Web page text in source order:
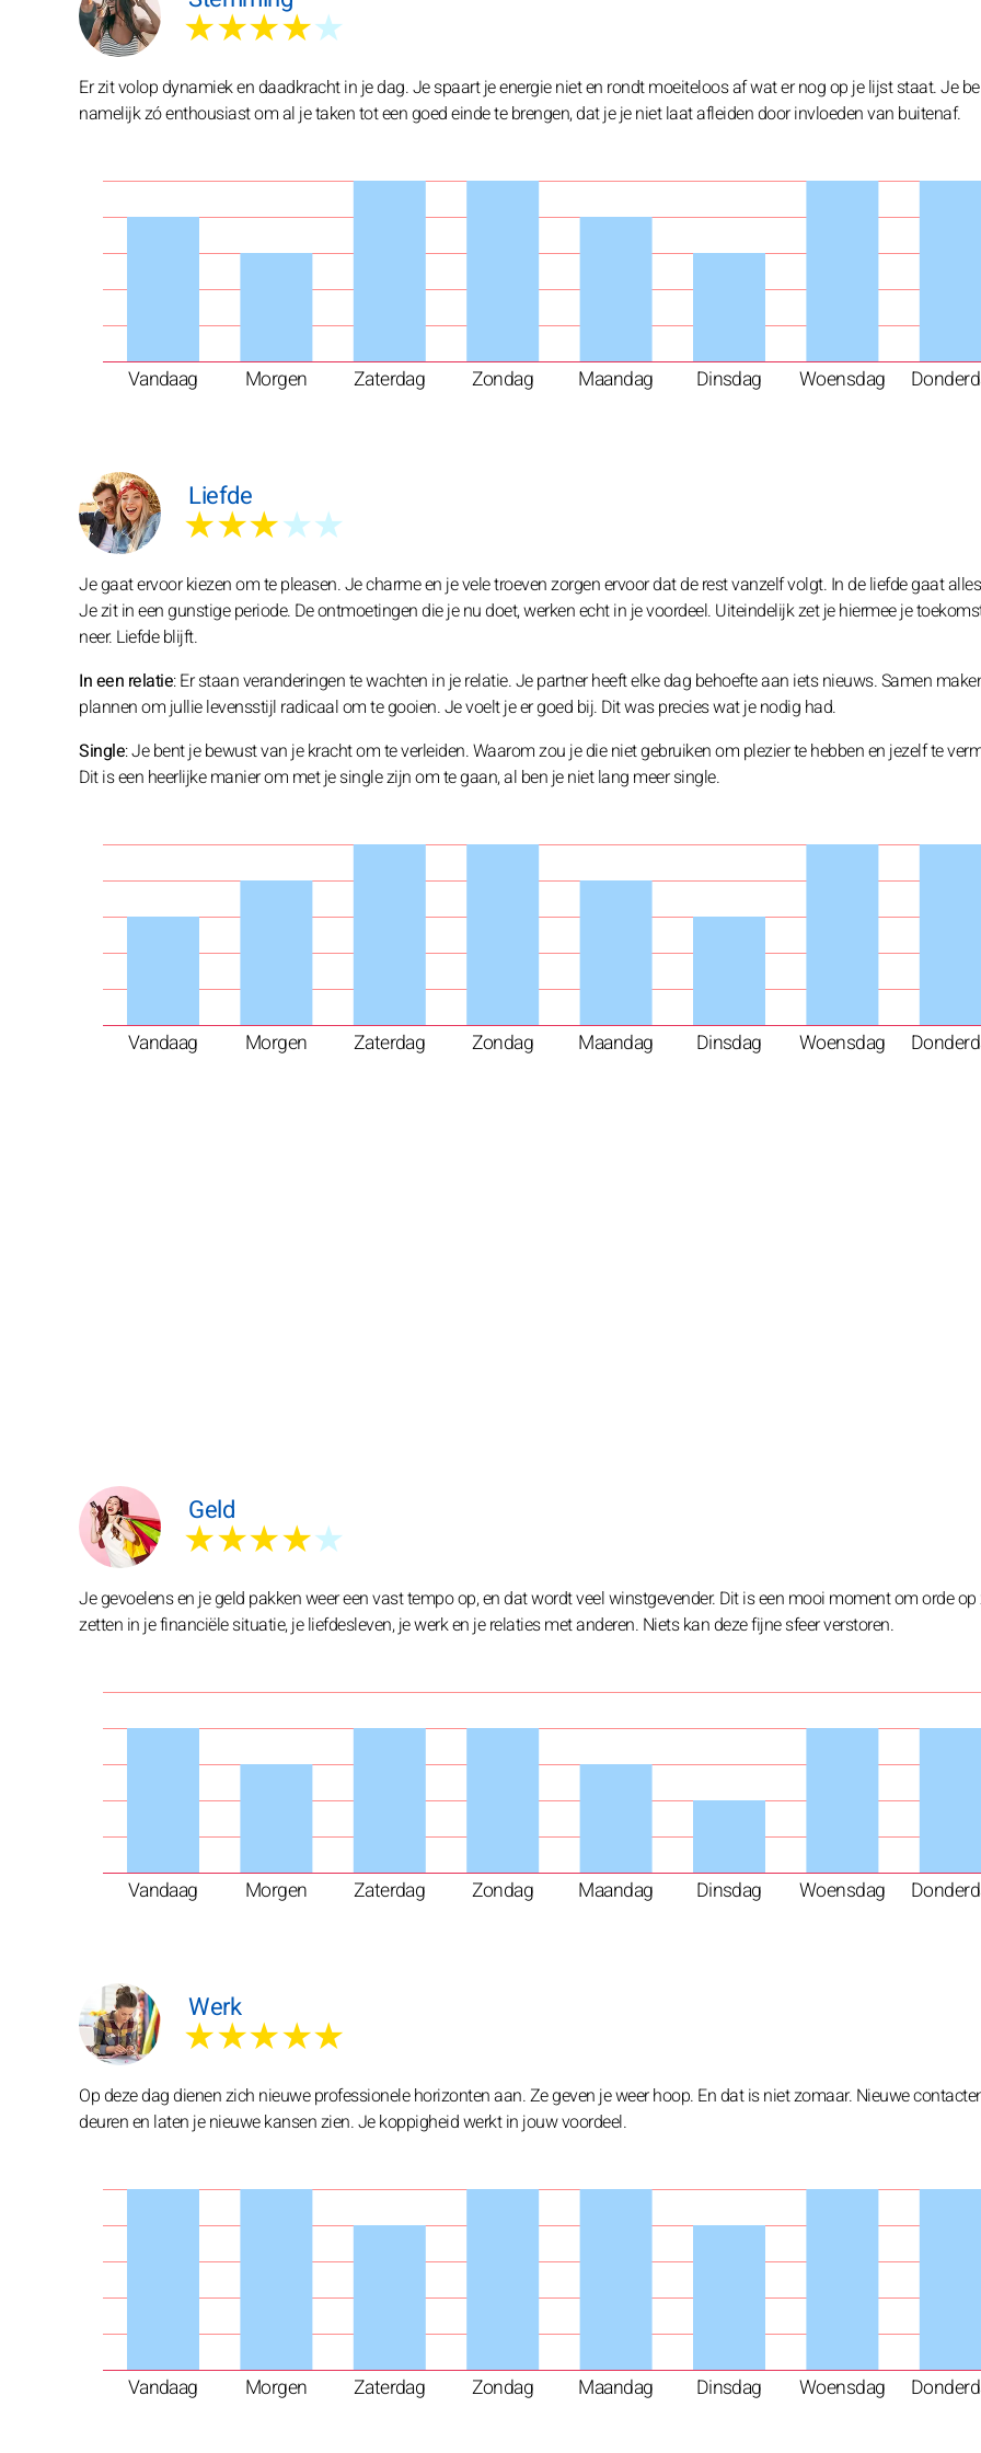
★★★★★
Vandaag Morgen Zaterdag Zondag Maandag Dinsdag Woensdag
Er zit volop dynamiek en daadkracht in je dag. Je spaart je energie niet en rondt moeiteloos af wat er nog op je lijst staat. Je
namelijk zó enthousiast om al je taken tot een goed einde te brengen, dat je je niet laat afleiden door invloeden van buitenaf.
Liefde
★★★★★
Vandaag Morgen Zaterdag Zondag Maandag Dinsdag Woensdag
Je gaat ervoor kiezen om te pleasen. Je charme en je vele troeven zorgen ervoor dat de rest vanzelf volgt. In de liefde gaat
Je zit in een gunstige periode. De ontmoetingen die je nu doet, werken echt in je voordeel. Uiteindelijk zet je hiermee je
neer. Liefde blijft.
In een relatie: Er staan veranderingen te wachten in je relatie. Je partner heeft elke dag behoefte aan iets nieuws. Samen
plannen om jullie levensstijl radicaal om te gooien. Je voelt je er goed bij. Dit was precies wat je nodig had.
Single: Je bent je bewust van je kracht om te verleiden. Waarom zou je die niet gebruiken om plezier te hebben en jezelf te
Dit is een heerlijke manier om met je single zijn om te gaan, al ben je niet lang meer single.
Geld
★★★★★
Vandaag Morgen Zaterdag Zondag Maandag Dinsdag Woensdag
Je gevoelens en je geld pakken weer een vast tempo op, en dat wordt veel winstgevender. Dit is een mooi moment om orde
zetten in je financiële situatie, je liefdesleven, je werk en je relaties met anderen. Niets kan deze fijne sfeer verstoren.
Werk
★★★★★
Vandaag Morgen Zaterdag Zondag Maandag Dinsdag Woensdag
Op deze dag dienen zich nieuwe professionele horizonten aan. Ze geven je weer hoop. En dat is niet zomaar. Nieuwe
deuren en laten je nieuwe kansen zien. Je koppigheid werkt in jouw voordeel.